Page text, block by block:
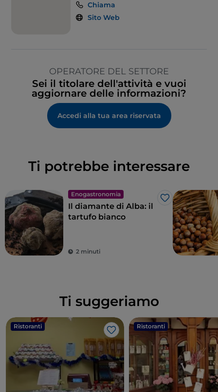
Chiama
Sito Web
OPERATORE DEL SETTORE
Sei il titolare dell'attività e vuoi
aggiornare delle informazioni?
Accedi alla tua area riservata
Ti potrebbe interessare
Enogastronomia
Like
Il diamante di Alba: il
tartufo bianco
2 minuti
Ti suggeriamo
Ristoranti
Like
Ristoranti